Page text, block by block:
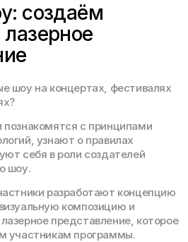
создаём
шоу на концертах, фестивалях
познакомятся с принципами
узнают о правилах
себя в роли создателей
шоу.
разработают концепцию
композицию и
представление, которое
участникам программы.